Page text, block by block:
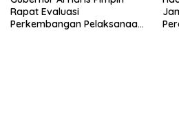
Rapat Evaluasi
Perkembangan Pelaksanaan